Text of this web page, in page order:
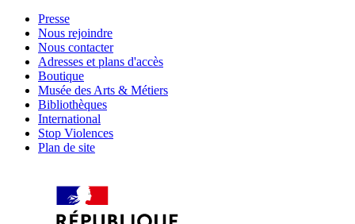
Presse
Nous rejoindre
Nous contacter
Adresses et plans d'accès
Boutique
Musée des Arts & Métiers
Bibliothèques
International
Stop Violences
Plan de site